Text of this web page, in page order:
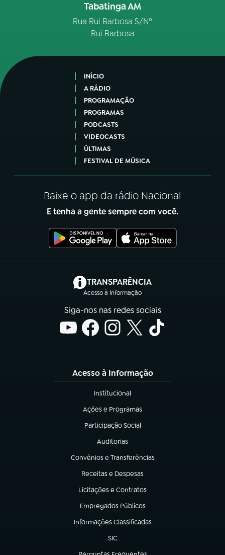
Tabatinga AM
Rua Rui Barbosa S/Nº
Rui Barbosa
INÍCIO
A RÁDIO
PROGRAMAÇÃO
PROGRAMAS
PODCASTS
VIDEOCASTS
ÚLTIMAS
FESTIVAL DE MÚSICA
Baixe o app da rádio Nacional
E tenha a gente sempre com você.
TRANSPARÊNCIA
Acesso à Informação
(abre em nova aba)
Siga-nos nas redes sociais
Acesso à Informação
Institucional
(abre em nova aba)
Ações e Programas
(abre em nova aba)
Participação Social
(abre em nova aba)
Auditorias
(abre em nova aba)
Convênios e Transferências
(abre em nova aba)
Receitas e Despesas
(abre em nova aba)
Licitações e Contratos
(abre em nova aba)
Empregados Públicos
(abre em nova aba)
Informações Classificadas
(abre em nova aba)
SIC
(abre em nova aba)